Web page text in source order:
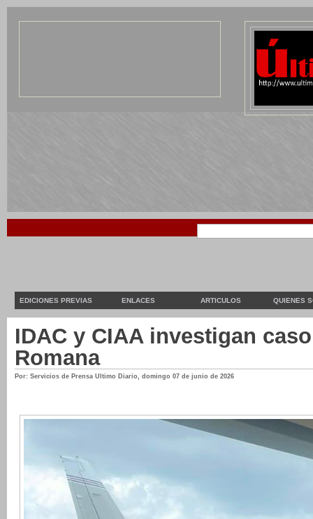
EDICIONES PREVIAS ENLACES ARTICULOS QUIENES
IDAC y CIAA investigan
Romana
Por: Servicios de Prensa Ultimo Diario, domingo 07 de junio de 2026